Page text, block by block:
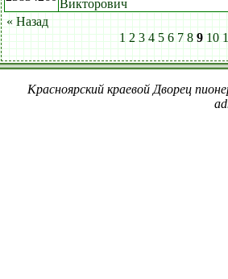
Викторович
« Назад
1 2 3 4 5 6 7 8 9 10
Красноярский краевой Дворец